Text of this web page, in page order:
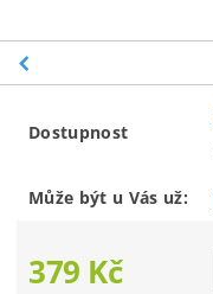
Dostupnost
Může být u Vás už:
379 Kč